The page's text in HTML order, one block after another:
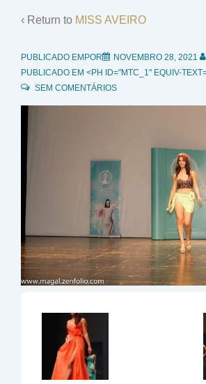
‹ Return to MISS AVEIRO
PUBLICADO EMPOR NOVEMBRO 28, 2021
PUBLICADO EM <PH ID="MTC_1" EQUIV-
SEM COMENTÁRIOS